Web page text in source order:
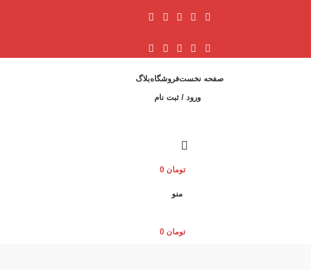
صفحه نخستفروشگاهبلاگ
ورود / ثبت نام
تومان
منو
تومان